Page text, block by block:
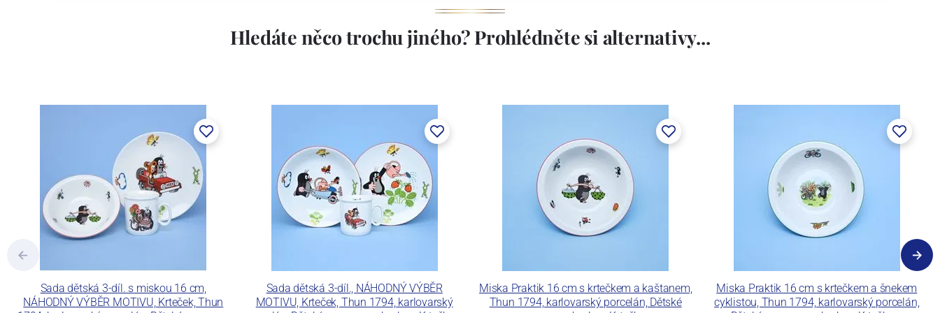
a.s. včetně ochranné známky a technologických zařízení. Závod je vybaven zařízením na výrobu
tlakového lití, moderními komorovými pecemi a vtavnou dekorační pecí. Závod je schopen
dekorovat své výrobky pomocí klasických dekoračních technik.
Concordia Lesov používá ochrannou známku LC a Thun Hotel & Restaurant.
Hledáte něco trochu jiného? Prohlédněte si alternativy...
Sada dětská 3-díl. s miskou 16 cm,
NÁHODNÝ VÝBĚR MOTIVU, Krteček, Thun
Sada dětská 3-díl., NÁHODNÝ VÝBĚR
MOTIVU, Krteček, Thun 1794, karlovarský
Miska Praktik 16 cm s krtečkem a kaštanem,
Thun 1794, karlovarský porcelán, Dětské
Miska Praktik 16 cm s krtečkem a šnekem
cyklistou, Thun 1794, karlovarský porcelán,